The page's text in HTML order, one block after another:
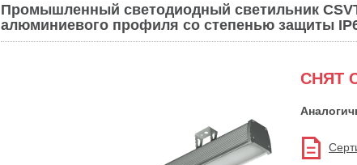
Промышленный светодиодный светильник
алюминиевого профиля со степенью защиты
СНЯТ